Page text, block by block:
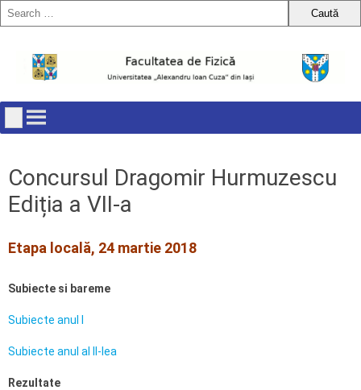
content
Concursul Dragomir Hurmuzescu
Ediția a VII-a
Etapa locală, 24 martie 2018
Subiecte si bareme
Subiecte anul I
Subiecte anul al II-lea
Rezultate